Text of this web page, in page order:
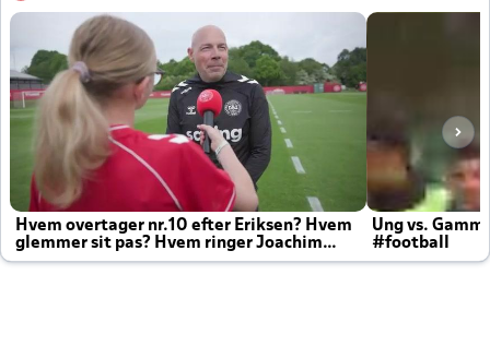
Hvem overtager nr.10 efter Eriksen? Hvem
glemmer sit pas? Hvem ringer Joachim
altid til efter kampe?
Ung vs.
#football